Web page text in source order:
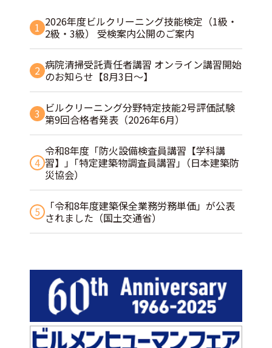
1 2026年度ビルクリーニング技能検定（1級・
2級・3級） 受検案内公開のご案内
2 病院清掃受託責任者講習 オンライン講習開始
のお知らせ【8月3日～】
3 ビルクリーニング分野特定技能2号評価試験
第9回合格者発表（2026年6月）
4
令和8年度「防火設備検査員講習【学科講
習】」｢特定建築物調査員講習｣（日本建築防
災協会）
5
「令和8年度建築保全業務労務単価」が公表
されました（国土交通省）